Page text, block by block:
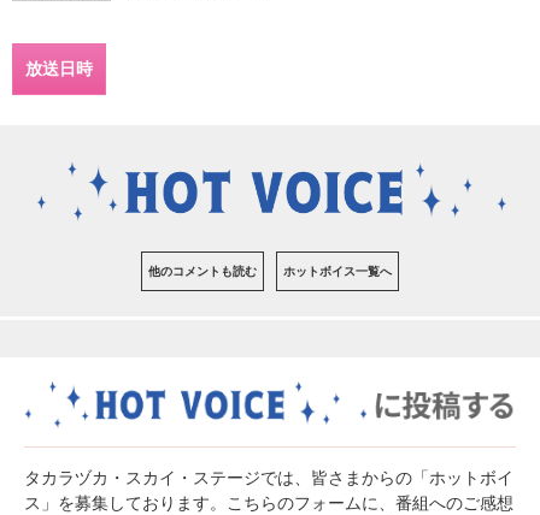
放送日時
他のコメントも読む ホットボイス一覧へ
タカラヅカ・スカイ・ステージでは、皆さまからの「ホットボイ
ス」を募集しております。こちらのフォームに、番組へのご感想